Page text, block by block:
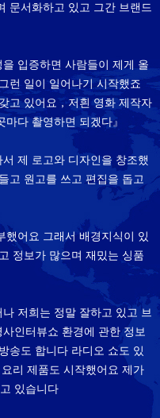
문서화하고 있고 그간 브랜드
입증하면 사람들이 제게 올
런 일이 일어나기 시작했죠
고 있어요，저흰 영화 제작자
다 촬영하면 되겠다』
제 로고와 디자인을 창조했
고 원고를 쓰고 편집을 돕고
했어요 그래서 배경지식이 있
정보가 많으며 재밌는 싱품
저희는 정말 잘하고 있고 브
인터뷰쇼 환경에 관한 정보
송도 합니다 라디오 쇼도 있
리 제품도 시작했어요 제가
있습니다